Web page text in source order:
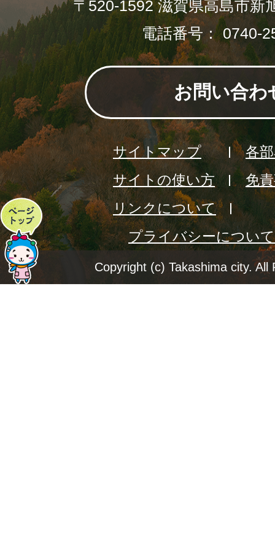
ペ
ー
ジ
〒520-1592 滋賀県高島市新
電話番号： 0740-
お問い合わ
サイトマップ
各
サイトの使い方
免
リンクについて
プライバシーについて
Copyright (c) Takashima city. All